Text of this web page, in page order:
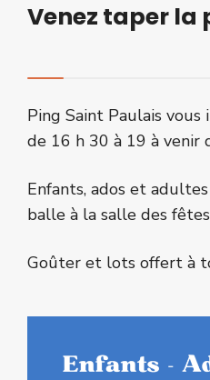
Venez taper la
Ping Saint Paulais
de 16 h 30 à 19 à venir
Enfants, ados et
balle à la salle des
Goûter et lots offert à